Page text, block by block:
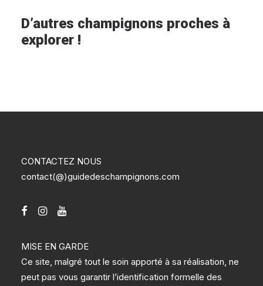
D’autres champignons proches à
explorer !
CONTACTEZ NOUS
contact(@)guidedeschampignons.com
MISE EN GARDE
Ce site, malgré tout le soin apporté à sa réalisation, ne
peut pas vous garantir l’identification formelle des